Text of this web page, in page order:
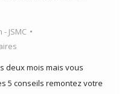
- JSMC
deux mois mais vous
5 conseils remontez votre